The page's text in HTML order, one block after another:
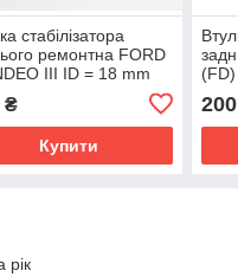
стабілізатора
ремонтна FORD
III ID = 18 mm
₴
Купити
200
рік